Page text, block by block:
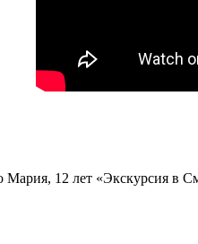
Мария, 12 лет «Экскурсия в